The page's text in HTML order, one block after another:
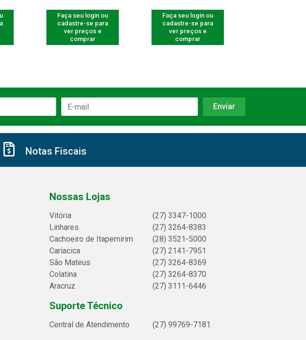
Faça seu login ou
cadastre-se para
ver preços e
comprar
Faça seu login ou
cadastre-se para
ver preços e
comprar
Notas Fiscais
Nossas Lojas
Vitória
(27) 3347-1000
Linhares
(27) 3264-8383
Cachoeiro de Itapemirim
(28) 3521-5000
Cariacica
(27) 2141-7951
São Mateus
(27) 3264-8369
Colatina
(27) 3264-8370
Aracruz
(27) 3111-6446
Suporte Técnico
Central de Atendimento (27) 99769-7181